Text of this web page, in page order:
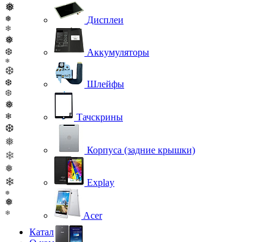
❅
❅
❄
❅
❆
❄
❆
❆
❆
❅
❄
❆
❅
❄
❅
❄
❅
❅
❄
Каталог
Дисплеи
Аккумуляторы
Шлейфы
Тачскрины
Корпуса (задние крышки)
Explay
Acer